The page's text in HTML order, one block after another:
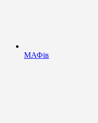
МАФів